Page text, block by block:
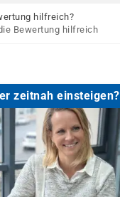
hilfreich?
Bewertung hilfreich
zeitnah einsteigen?